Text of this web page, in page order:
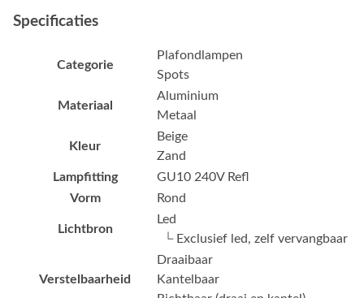
Specificaties
Categorie
Plafondlampen
Spots
Materiaal
Aluminium
Metaal
Kleur
Beige
Zand
Lampfitting
GU10 240V Refl
Vorm
Rond
Lichtbron
Led
└ Exclusief led, zelf vervangbaar
Verstelbaarheid
Draaibaar
Kantelbaar